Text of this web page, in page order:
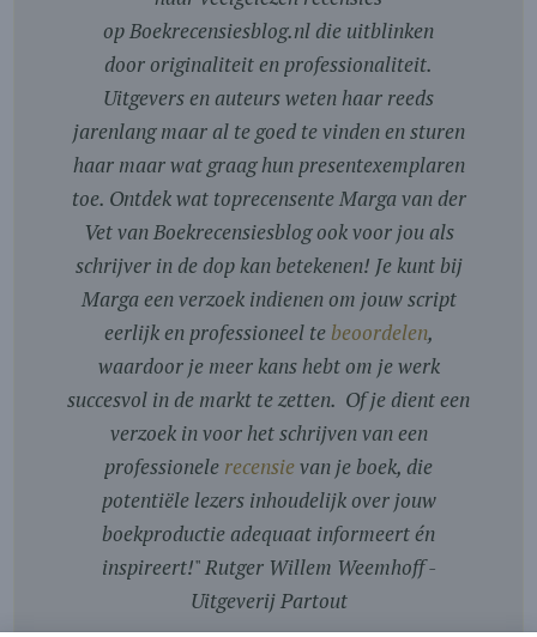
op Boekrecensiesblog.nl die uitblinken
door originaliteit en professionaliteit.
Uitgevers en auteurs weten haar reeds
jarenlang maar al te goed te vinden en sturen
haar maar wat graag hun presentexemplaren
toe. Ontdek wat toprecensente Marga van der
Vet van Boekrecensiesblog ook voor jou als
schrijver in de dop kan betekenen! Je kunt bij
Marga een verzoek indienen om jouw script
eerlijk en professioneel te beoordelen,
waardoor je meer kans hebt om je werk
succesvol in de markt te zetten. Of je dient een
verzoek in voor het schrijven van een
professionele recensievan je boek, die
potentiële lezers inhoudelijk over jouw
boekproductie adequaat informeert én
inspireert!"Rutger Willem Weemhoff -
Uitgeverij Partout